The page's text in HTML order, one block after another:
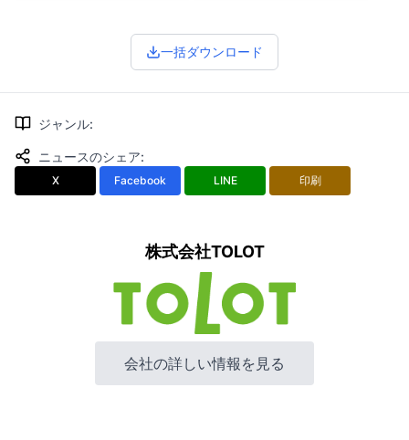
一括ダウンロード
ジャンル:
ニュースのシェア:
X Facebook LINE 印刷
株式会社TOLOT
会社の詳しい情報を見る